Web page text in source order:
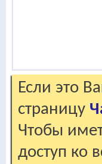
Если это
страницу
Чтобы
доступ ко